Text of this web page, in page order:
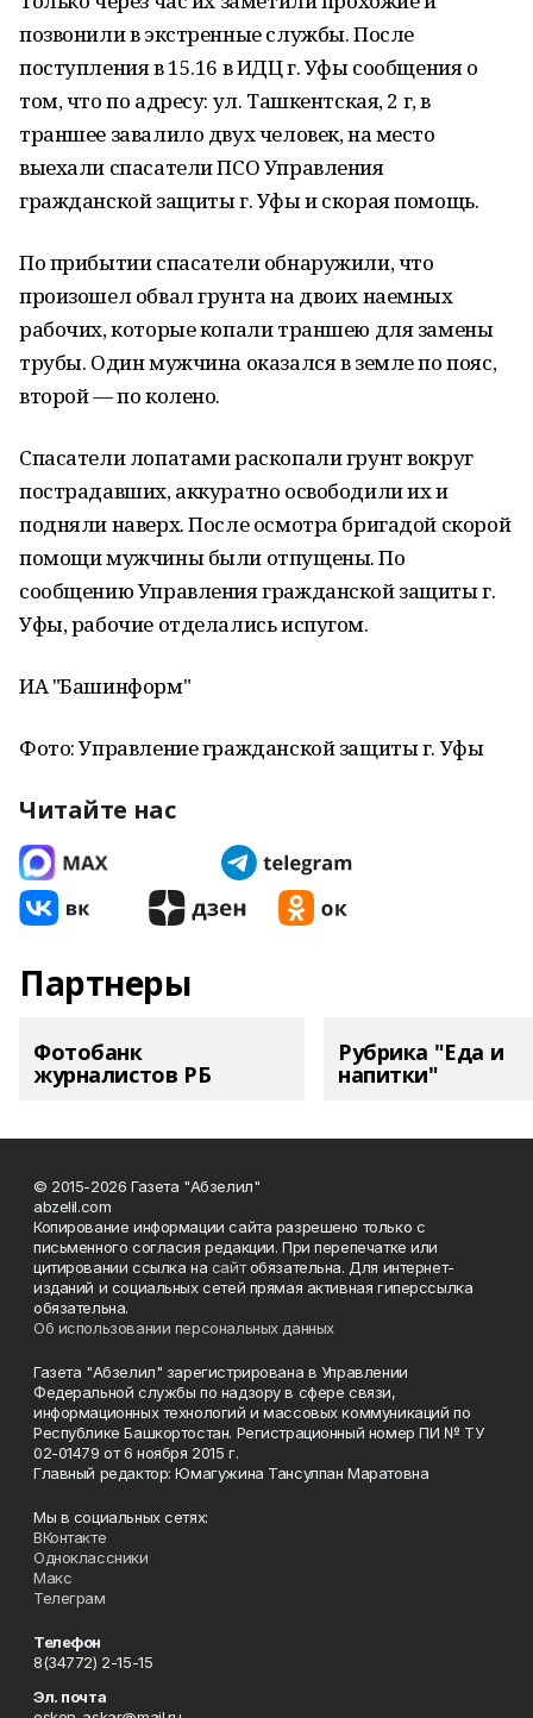
позвонили в экстренные службы. После
поступления в 15.16 в ИДЦ г. Уфы сообщения о
том, что по адресу: ул. Ташкентская, 2 г, в
траншее завалило двух человек, на место
выехали спасатели ПСО Управления
гражданской защиты г. Уфы и скорая помощь.
По прибытии спасатели обнаружили, что
произошел обвал грунта на двоих наемных
рабочих, которые копали траншею для замены
трубы. Один мужчина оказался в земле по пояс,
второй — по колено.
Спасатели лопатами раскопали грунт вокруг
пострадавших, аккуратно освободили их и
подняли наверх. После осмотра бригадой скорой
помощи мужчины были отпущены. По
сообщению Управления гражданской защиты г.
Уфы, рабочие отделались испугом.
ИА "Башинформ"
Фото: Управление гражданской защиты г. Уфы
Читайте нас
Партнеры
Фотобанк
журналистов РБ
Рубрика "Еда и
напитки"
© 2015-2026 Газета "Абзелил"
abzelil.com
Копирование информации сайта разрешено только с
письменного согласия редакции. При перепечатке или
цитировании ссылка на сайтобязательна. Для интернет-
изданий и социальных сетей прямая активная гиперссылка
обязательна.
Об использовании персональных данных
Газета "Абзелил" зарегистрирована в Управлении
Федеральной службы по надзору в сфере связи,
информационных технологий и массовых коммуникаций по
Республике Башкортостан. Регистрационный номер ПИ № ТУ
02-01479 от 6 ноября 2015 г.
Главный редактор: Юмагужина Тансулпан Маратовна
Мы в социальных сетях:
ВКонтакте
Одноклассники
Макс
Телеграм
Телефон
8(34772) 2-15-15
Эл. почта